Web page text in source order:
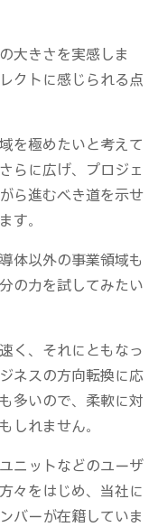
大きさを実感しま
クトに感じられる点
を極めたいと考えて
らに広げ、プロジェ
ら進むべき道を示せ
す。
体以外の事業領域も
の力を試してみたい
く、それにともなっ
ネスの方向転換に応
多いので、柔軟に対
しれません。
ニットなどのユーザ
々をはじめ、当社に
バーが在籍していま